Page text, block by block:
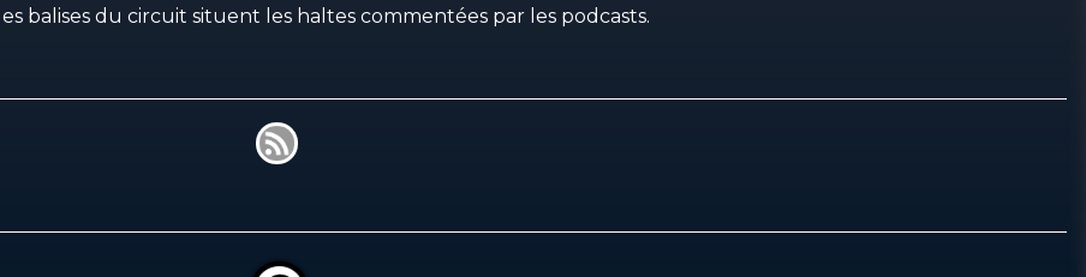
balises du circuit situent les haltes commentées par les podcasts.